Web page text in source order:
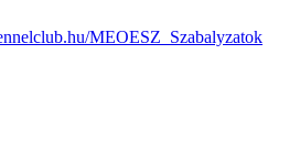
MEOESZ_Szabalyzatok